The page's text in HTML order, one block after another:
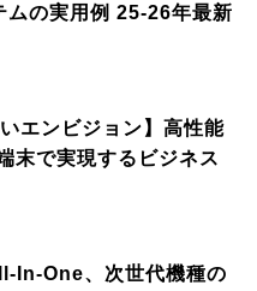
ムの実用例 25-26年最新
エンビジョン】高性能
末で実現するビジネス
In-One、次世代機種の